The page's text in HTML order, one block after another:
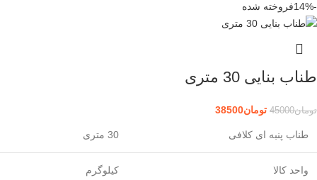
-14% فروخته شده
طناب بنایی 30 متری
تومان45000 تومان38500
طناب پنبه ای کلافی 30 متری
واحد کالا کیلوگرم